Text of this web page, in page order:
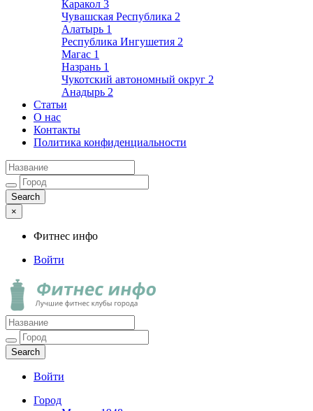
Каракол 3
Чувашская Республика 2
Алатырь 1
Республика Ингушетия 2
Магас 1
Назрань 1
Чукотский автономный округ 2
Анадырь 2
Статьи
О нас
Контакты
Политика конфиденциальности
×
Фитнес инфо
Войти
Фитнес инфо
Лучшие фитнес клубы города
Войти
Город